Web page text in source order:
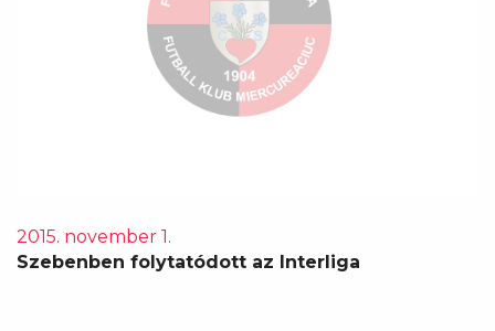
2015. november 1.
Szebenben folytatódott az Interliga